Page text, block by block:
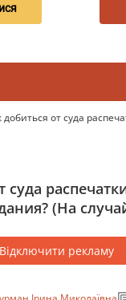
добиться от суда
суда
(На
Відключити рекламу